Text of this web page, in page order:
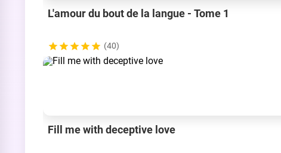
L'amour du bout de la langue - Tome 1
(40)
Fill me with deceptive love